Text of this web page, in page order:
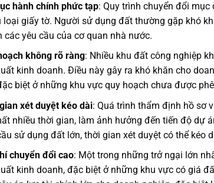
hành chính phức tạp: Quy trình chuyển đổi
loại giấy tờ. Người sử dụng đất thường gặp khó
các yêu cầu của cơ quan nhà nước.
không rõ ràng: Nhiều khu đất công nghiệp
kinh doanh. Điều này gây ra khó khăn cho
biệt ở những khu vực quy hoạch chưa được
xét duyệt kéo dài: Quá trình thẩm định hồ sơ
nhiều thời gian, làm ảnh hưởng đến tiến độ dự
sử dụng đất lớn, thời gian xét duyệt có thể kéo
chuyển đổi cao: Một trong những trở ngại lớn
kinh doanh, đặc biệt ở những khu vực có giá